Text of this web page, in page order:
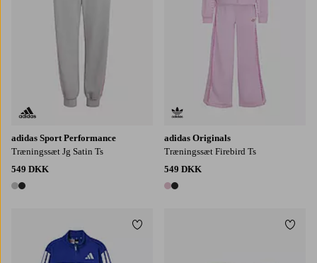
adidas Sport Performance
Træningssæt Jg Satin Ts
549 DKK
2 farver
adidas Originals
Træningssæt Firebird Ts
549 DKK
2 farver
Tilføj til favoritter
122128